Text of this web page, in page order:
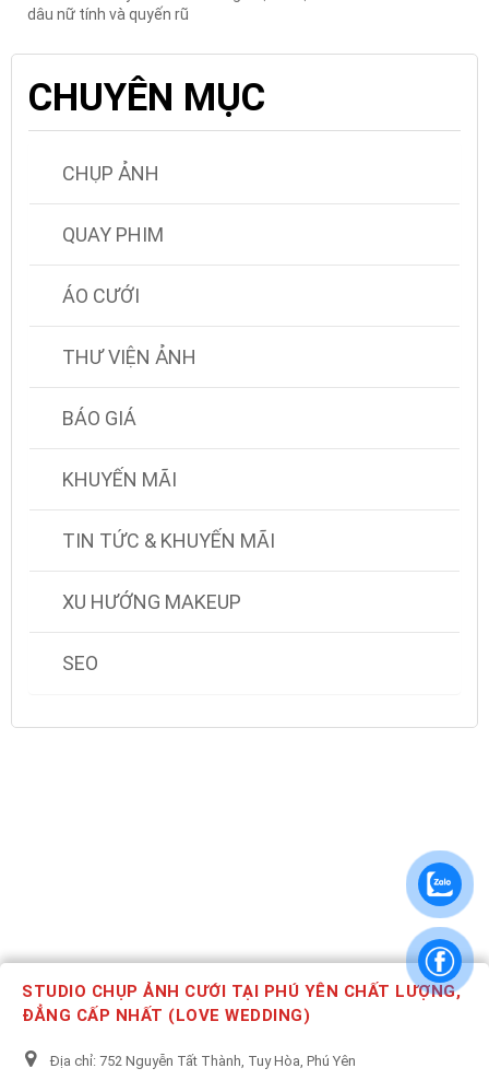
dâu nữ tính và quyến rũ
CHUYÊN MỤC
CHỤP ẢNH
QUAY PHIM
ÁO CƯỚI
THƯ VIỆN ẢNH
BÁO GIÁ
KHUYẾN MÃI
TIN TỨC & KHUYẾN MÃI
XU HƯỚNG MAKEUP
SEO
STUDIO CHỤP ẢNH CƯỚI TẠI PHÚ YÊN CHẤT LƯỢNG,
ĐẲNG CẤP NHẤT (LOVE WEDDING)
Địa chỉ: 752 Nguyễn Tất Thành, Tuy Hòa, Phú Yên